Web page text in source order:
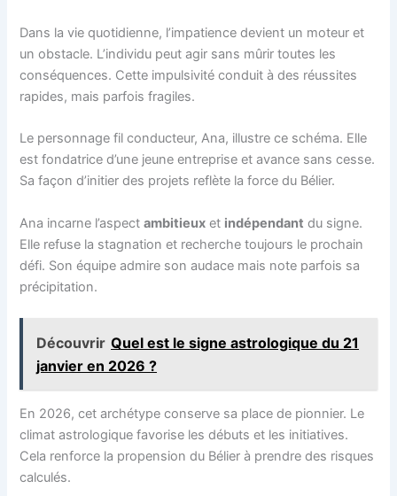
Dans la vie quotidienne, l’impatience devient un moteur et
un obstacle. L’individu peut agir sans mûrir toutes les
conséquences. Cette impulsivité conduit à des réussites
rapides, mais parfois fragiles.
Le personnage fil conducteur, Ana, illustre ce schéma. Elle
est fondatrice d’une jeune entreprise et avance sans cesse.
Sa façon d’initier des projets reflète la force du Bélier.
Ana incarne l’aspectambitieux et indépendant du signe.
Elle refuse la stagnation et recherche toujours le prochain
défi. Son équipe admire son audace mais note parfois sa
précipitation.
Découvrir Quel est le signe astrologique du 21
janvier en 2026 ?
En 2026, cet archétype conserve sa place de pionnier. Le
climat astrologique favorise les débuts et les initiatives.
Cela renforce la propension du Bélier à prendre des risques
calculés.